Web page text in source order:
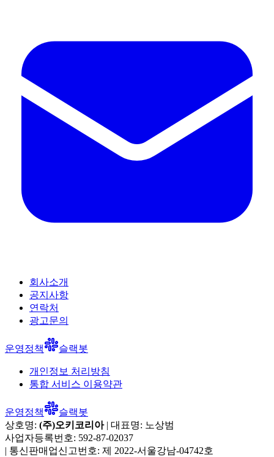
회사소개
공지사항
연락처
광고문의
운영정책 슬랙봇
개인정보 처리방침
통합 서비스 이용약관
운영정책
슬랙봇
상호명: (주)오키코리아| 대표명: 노상범
사업자등록번호: 592-87-02037
| 통신판매업신고번호: 제 2022-서울강남-04742호